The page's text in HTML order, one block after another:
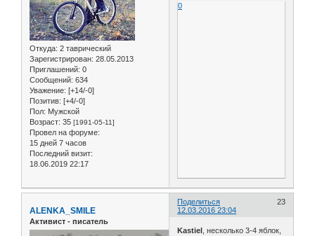
Откуда: 2 таврический
Зарегистрирован: 28.05.2013
Приглашений: 0
Сообщений: 634
Уважение: [+14/-0]
Позитив: [+4/-0]
Пол: Мужской
Возраст: 35 [1991-05-11]
Провел на форуме:
15 дней 7 часов
Последний визит:
18.06.2019 22:17
0
Поделиться
23
12.03.2016 23:04
ALENKA_SMILE
Активист - писатель
Kastiel , несколько 3-4 яблок,